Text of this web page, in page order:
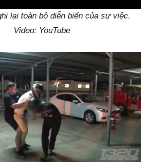
lại toàn bộ diễn biến của sự việc.
Video: YouTube